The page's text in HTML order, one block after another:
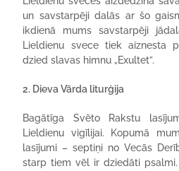
un savstarpēji dalās ar šo
ikdienā mums savstarpēji
Lieldienu svece tiek aiznesta
dzied slavas himnu „Exultet”.
2. Dieva Vārda liturģija
Bagātīga Svēto Rakstu
Lieldienu vigīlijai. Kopumā
lasījumi – septiņi no Vecās
starp tiem vēl ir dziedāti